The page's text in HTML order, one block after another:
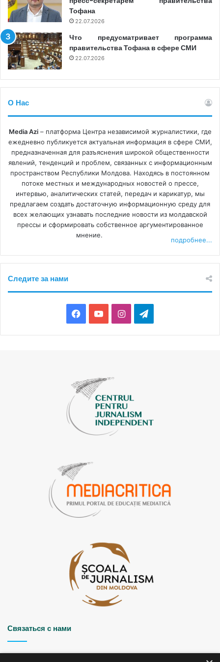
телевидение очень необходим. Конечно, в первую
очередь нужно было подготовить зрителя, он должен
был уже пользоваться цифровой технологией, чтобы
при переходе у телевидения уже были зрители. Но в
нашей стране дело остановилось с прекращением
источников информации, особенно местных», – сказала
Вера Булгару.
предоставляет медиауслуги только по кабелю, хотя
некоторые граждане по-прежнему запрашивают
аудиовизуальные программы в аналоговом формате.
«Люди приходили в студию и говорили, что купили
антенну за 100 леев и бесплатно смотрят 5-6 каналов, и
им этого достаточно. Но с ростом цен на
электроэнергию будет увеличение стоимости
кабельного ТВ, а для людей это проблема, особенно в
сельской местности», – отметила Вера Булгару.
НЕДОРОГИЕ РЕШЕНИЯ
По подсчетам Андрея Баргана, строительство
классического цифрового регионального мультиплекса
обойдется примерно в 100 тысяч евро. «Мы не можем
региональный мультиплекс с помощью грантов после
того, как будет объявлен конкурс на использование
частоты для районов Чимишлия, Леова, Басарабяска и
небольшими затратами. Она хотела бы транслировать
цифровой сигнал через собственный вещатель,
который намерена приобрести за счет гранта. «Это
стоит не так дорого, как нам говорят. Все местные
каналы присутствуют в Интернете. Можно поместить
устанавливаю передатчик на свою цифровую частоту в
мультиплексе, в Дрокии, и вещаю туда через Интернет.
Берем каналы из интернета, вводим их в передатчик и
предлагаем зрителю, сигнал идет, и люди могут
смотреть бесплатно. У нас, местных станций, уже есть
антенна и передатчик. Аналоговый передатчик
Людмила Топал с телеканала Bas TV из Басарабяски
Тофана
22.07.2026
Что предусматривает программа
правительства Тофана в сфере СМИ
22.07.2026
О Нас
Media Azi– платформа Центра независимой журналистики, где
ежедневно публикуется актуальная информация в сфере СМИ,
предназначенная для разъяснения широкой общественности
явлений, тенденций и проблем, связанных с информационным
пространством Республики Молдова. Находясь в постоянном
потоке местных и международных новостей о прессе,
интервью, аналитических статей, передач и карикатур, мы
предлагаем создать достаточную информационную среду для
всех желающих узнавать последние новости из молдавской
прессы и сформировать собственное аргументированное
мнение.
подробнее...
Следите за нами
Facebook
YouTubeInstagramTelegram
Связаться с нами
Strada Șciusev, 53